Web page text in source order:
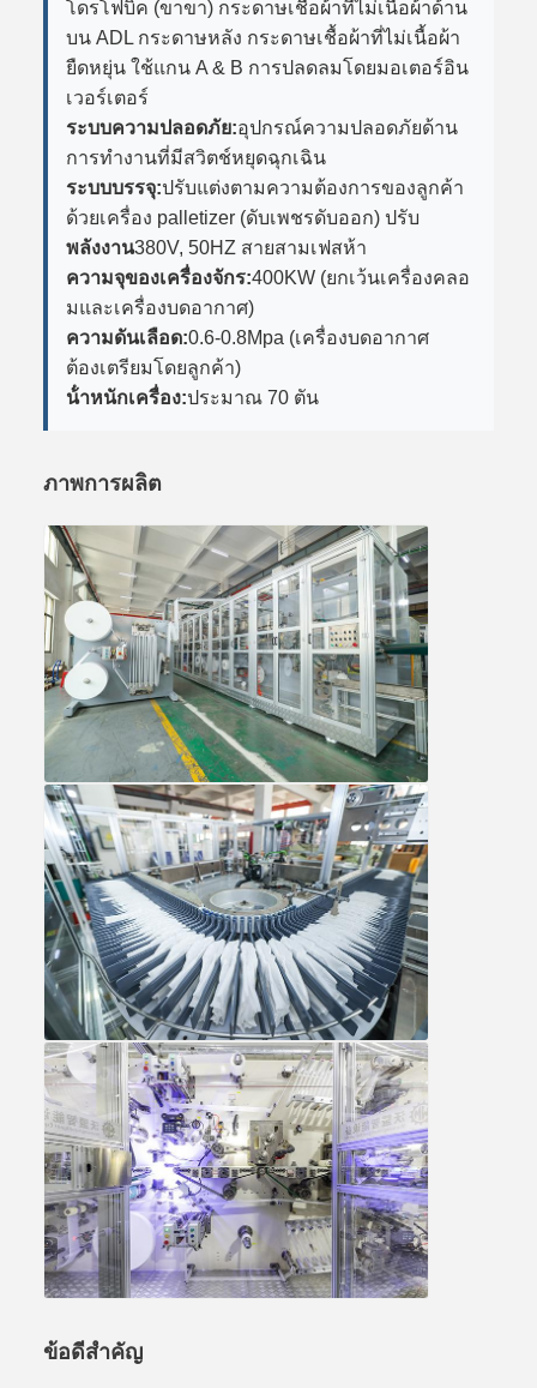
โดรโฟบิค (ขาขา) กระดาษเชื้อผ้าที่ไม่เนื้อผ้าด้าน
บน ADL กระดาษหลัง กระดาษเชื้อผ้าที่ไม่เนื้อผ้า
ยืดหยุ่น ใช้แกน A & B การปลดลมโดยมอเตอร์อิน
เวอร์เตอร์
ระบบความปลอดภัย:อุปกรณ์ความปลอดภัยด้าน
การทํางานที่มีสวิตช์หยุดฉุกเฉิน
ระบบบรรจุ:ปรับแต่งตามความต้องการของลูกค้า
ด้วยเครื่อง palletizer (ดับเพชรดับออก) ปรับ
พลังงาน380V, 50HZ สายสามเฟสห้า
ความจุของเครื่องจักร:400KW (ยกเว้นเครื่องคลอ
มและเครื่องบดอากาศ)
ความดันเลือด:0.6-0.8Mpa (เครื่องบดอากาศ
ต้องเตรียมโดยลูกค้า)
น้ําหนักเครื่อง:ประมาณ 70 ตัน
ภาพการผลิต
ข้อดีสําคัญ